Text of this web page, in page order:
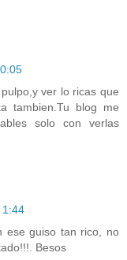
ver lo ricas que
tambien.Tu blog me
solo con verlas
1:44
ese guiso tan rico, no
Besos